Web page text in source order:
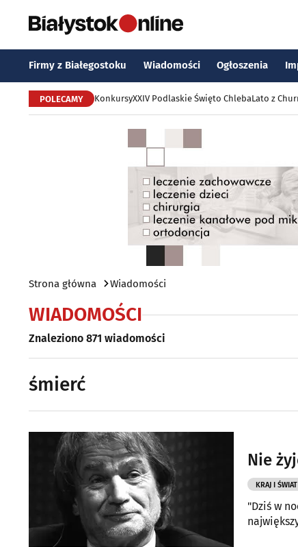
Firmy z Białegostoku Wiadomości Ogłoszenia
POLECAMY KonkursyXXIV Podlaskie Święto ChlebaLato z
Strona główna Wiadomości
WIADOMOŚCI
Znaleziono 871 wiadomości
śmierć
Nie
KRAJ I ŚWIAT
"Dziś w